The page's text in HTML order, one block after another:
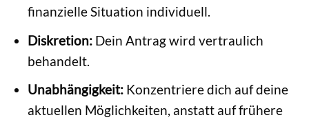
finanzielle Situation individuell.
Diskretion:Dein Antrag wird vertraulich
behandelt.
Unabhängigkeit:Konzentriere dich auf deine
aktuellen Möglichkeiten, anstatt auf frühere